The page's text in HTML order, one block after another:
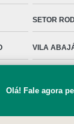
SETOR
VILA
184 do Código Penal –
Olá! Fale agora